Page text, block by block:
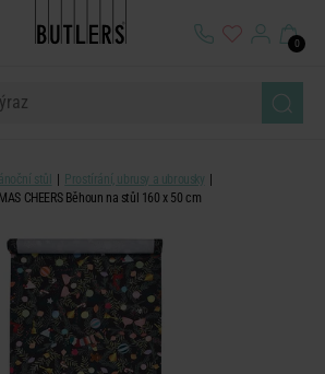
0
stůl
Prostírání, ubrusy a ubrousky
CHEERS Běhoun na stůl 160 x 50 cm